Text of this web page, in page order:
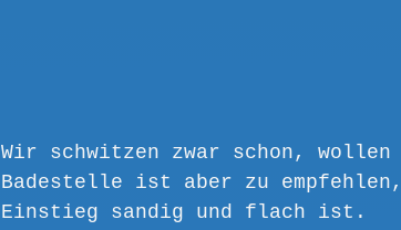
Wir schwitzen zwar schon,
Badestelle ist aber zu
Einstieg sandig und flach ist.